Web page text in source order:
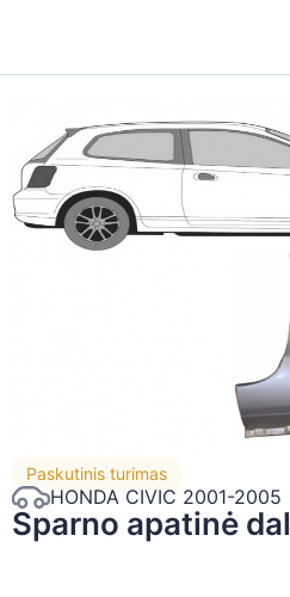
Paskutinis turimas
HONDA CIVIC 2001-2005
Sparno apatinė